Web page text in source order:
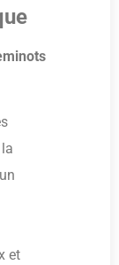
et